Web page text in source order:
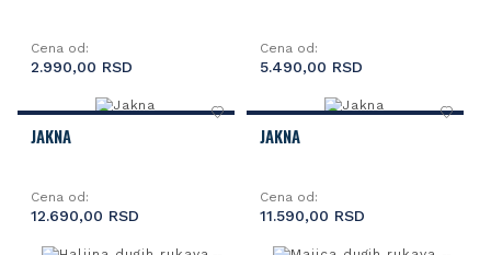
Cena od:
2.990,00 RSD
Cena od:
5.490,00 RSD
JAKNA
Cena od:
12.690,00 RSD
JAKNA
Cena od:
11.590,00 RSD